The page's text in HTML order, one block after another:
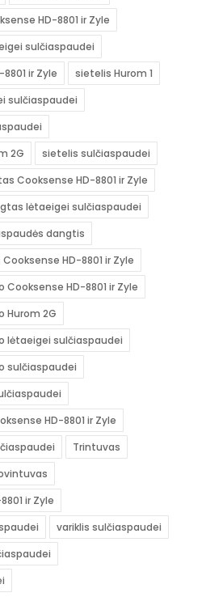
HD-8801 ir Zyle
sulčiaspaudei
ir Zyle
sietelis Hurom 1
sulčiaspaudei
2G
sietelis sulčiaspaudei
Cooksense HD-8801 ir Zyle
lėtaeigei sulčiaspaudei
dangtis
HD-8801 ir Zyle
HD-8801 ir Zyle
Hurom 2G
lėtaeigei sulčiaspaudei
sulčiaspaudei
HD-8801 ir Zyle
Trintuvas
ir Zyle
variklis sulčiaspaudei